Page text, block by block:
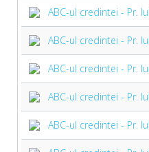
ABC-ul credintei - Pr.
ABC-ul credintei - Pr.
ABC-ul credintei - Pr.
ABC-ul credintei - Pr.
ABC-ul credintei - Pr.